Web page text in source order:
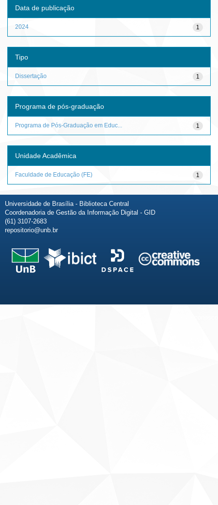
Data de publicação
1
2024
Tipo
1
Dissertação
Programa de pós-graduação
1
Programa de Pós-Graduação em Educ...
Unidade Acadêmica
1
Faculdade de Educação (FE)
Universidade de Brasília - Biblioteca Central
Coordenadoria de Gestão da Informação Digital - GID
(61) 3107-2683
repositorio@unb.br